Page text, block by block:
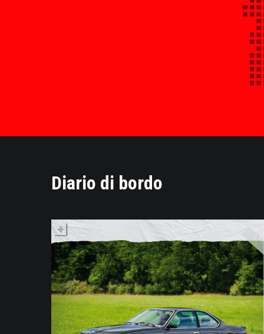
Diario di bordo